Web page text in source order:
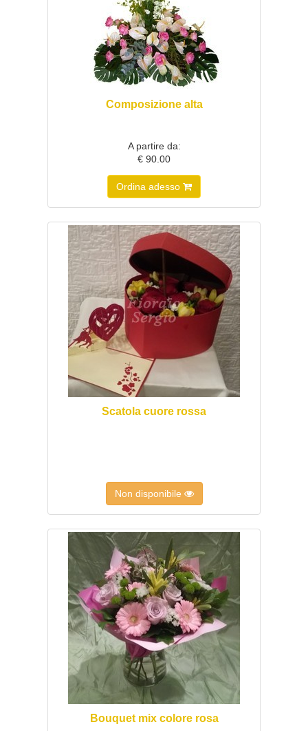
Composizione alta
A partire da:
€ 90.00
Ordina adesso
Scatola cuore rossa
Non disponibile
Bouquet mix colore rosa